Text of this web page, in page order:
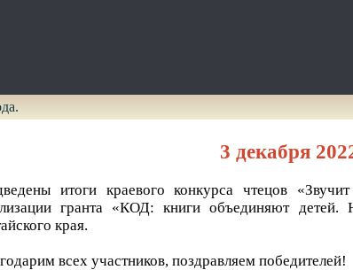
3 декабря
итоги краевого конкурса чтецов
гранта «КОД: книги объединяют
края.
всех участников, поздравляем победителей!